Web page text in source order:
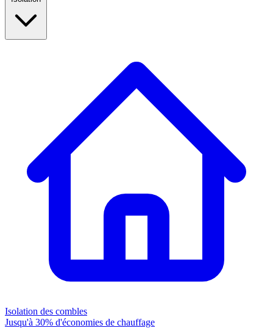
Isolation des combles
Jusqu'à 30% d'économies de chauffage